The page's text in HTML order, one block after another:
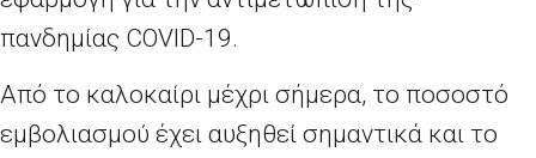
πανδημίας COVID-19.
Από το καλοκαίρι μέχρι σήμερα, το ποσοστό
εμβολιασμού έχει αυξηθεί σημαντικά και το